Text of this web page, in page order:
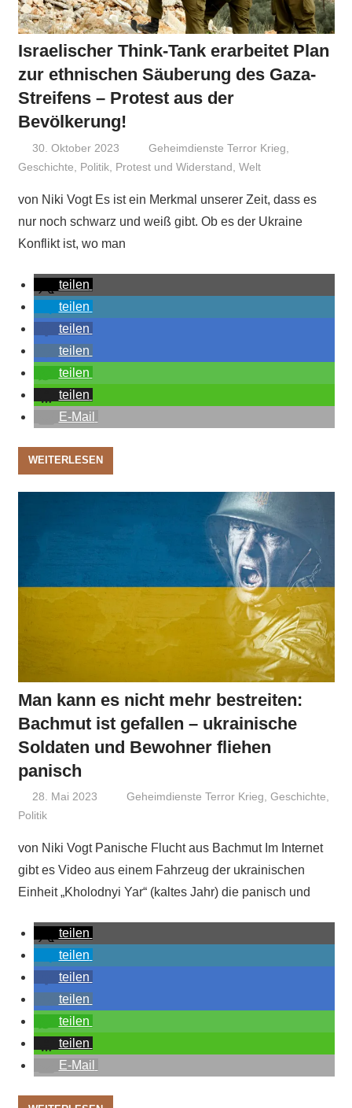
Israelischer Think-Tank erarbeitet Plan
zur ethnischen Säuberung des Gaza-
Streifens – Protest aus der
Bevölkerung!
30. Oktober 2023 Niki Vogt
Geheimdienste Terror Krieg
Geschichte
Politik, Protest und Widerstand Welt
von Niki Vogt Es ist ein Merkmal unserer Zeit, dass es
nur noch schwarz und weiß gibt. Ob es der Ukraine
Konflikt ist, wo man
teilen
teilen
teilen
teilen
teilen
teilen
E-Mail
WEITERLESEN
Man kann es nicht mehr bestreiten:
Bachmut ist gefallen – ukrainische
Soldaten und Bewohner fliehen
panisch
28. Mai 2023 Niki Vogt
Geheimdienste Terror Krieg,Geschichte,
Politik
von Niki Vogt Panische Flucht aus Bachmut Im Internet
gibt es Video aus einem Fahrzeug der ukrainischen
Einheit „Kholodnyi Yar“ (kaltes Jahr) die panisch und
teilen
teilen
teilen
teilen
teilen
teilen
E-Mail